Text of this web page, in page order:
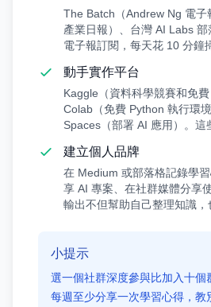
The Batch（Andrew Ng 電子
產業日報）、台灣 AI Labs
電子報訂閱，每天花 10 分鐘
動手實作平台
Kaggle（資料科學競賽和免
Colab（免費 Python 執行環
Spaces（部署 AI 應用）。這
建立個人品牌
在 Medium 或部落格記錄學
享 AI 專案、在社群媒體分享
輸出不但幫助自己整理知識，
小提示
選一個社群深度參與比加入十個
每週至少分享一次學習心得，教